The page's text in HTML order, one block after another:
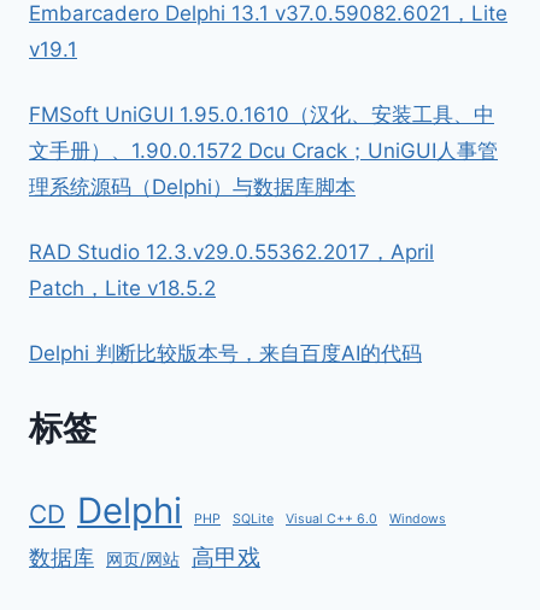
Embarcadero Delphi 13.1 v37.0.59082.6021，Lite
v19.1
FMSoft UniGUI 1.95.0.1610（汉化、安装工具、中
文手册）、1.90.0.1572 Dcu Crack；UniGUI人事管
理系统源码（Delphi）与数据库脚本
RAD Studio 12.3.v29.0.55362.2017，April
Patch，Lite v18.5.2
Delphi 判断比较版本号，来自百度AI的代码
标签
CD Delphi PHP SQLite Visual C++ 6.0 Windows
数据库 网页/网站 高甲戏